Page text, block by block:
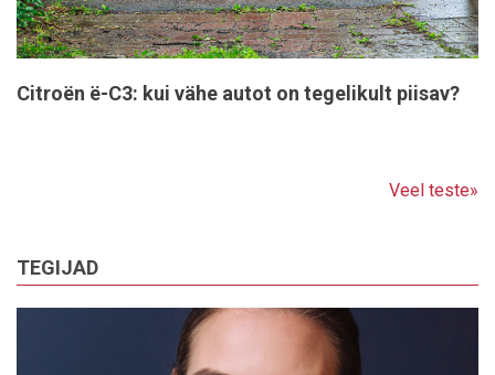
Citroën ë-C3: kui vähe autot on tegelikult piisav?
Veel teste»
TEGIJAD